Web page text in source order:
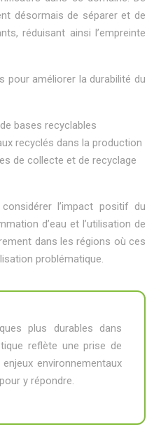
désormais de séparer et de
réduisant ainsi l’empreinte
pour améliorer la durabilité du
bases recyclables
recyclés dans la production
de collecte et de recyclage
l’impact positif du
d’eau et l’utilisation de
dans les régions où ces
problématique.
plus durables dans
reflète une prise de
environnementaux
y répondre.